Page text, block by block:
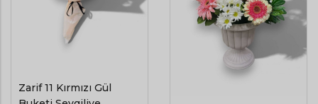
Zarif 11 Kırmızı Gül